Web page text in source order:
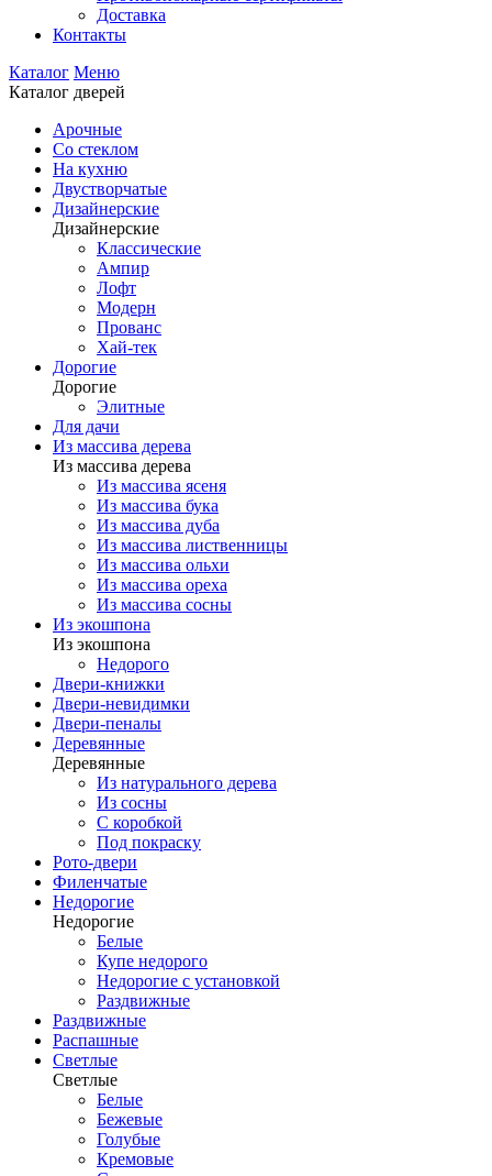
Доставка
Контакты
Каталог Меню
Каталог дверей
Арочные
Со стеклом
На кухню
Двустворчатые
Дизайнерские
Дизайнерские
Классические
Ампир
Лофт
Модерн
Прованс
Хай-тек
Дорогие
Дорогие
Элитные
Для дачи
Из массива дерева
Из массива дерева
Из массива ясеня
Из массива бука
Из массива дуба
Из массива лиственницы
Из массива ольхи
Из массива ореха
Из массива сосны
Из экошпона
Из экошпона
Недорого
Двери-книжки
Двери-невидимки
Двери-пеналы
Деревянные
Деревянные
Из натурального дерева
Из сосны
С коробкой
Под покраску
Рото-двери
Филенчатые
Недорогие
Недорогие
Белые
Купе недорого
Недорогие с установкой
Раздвижные
Раздвижные
Распашные
Светлые
Светлые
Белые
Бежевые
Голубые
Кремовые